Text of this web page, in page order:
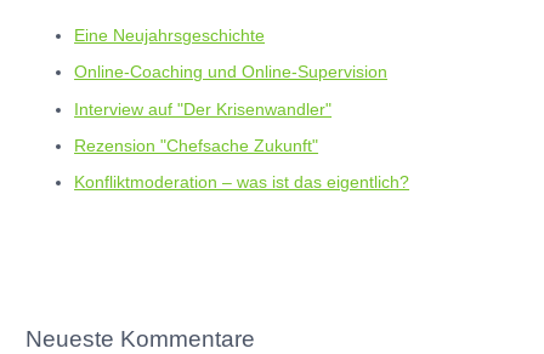
Eine Neujahrsgeschichte
Online-Coaching und Online-Supervision
Interview auf "Der Krisenwandler"
Rezension "Chefsache Zukunft"
Konfliktmoderation – was ist das eigentlich?
Neueste Kommentare